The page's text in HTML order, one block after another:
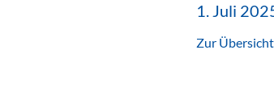
1. Juli
Zur Übersicht